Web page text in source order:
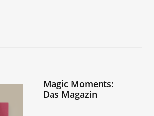
Magic Moments:
Das Magazin